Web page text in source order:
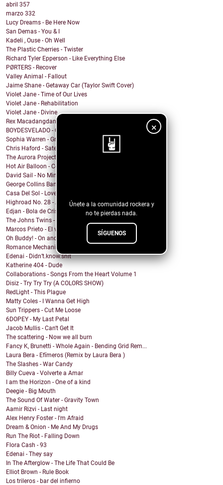
×
Únete a la comunidad rockera y
no te pierdas nada.
SÍGUENOS
abril 357
marzo 332
Lucy Dreams - Be Here Now
San Demas - You & I
Kadeli , Ouse - Oh Well
The Plastic Cherries - Twister
Richard Tyler Epperson - Like Everything Else
PØRTERS - Recover
Valley Animal - Fallout
Jaime Shane - Getaway Car (Taylor Swift Cover)
Violet Jane - Time of Our Lives
Violet Jane - Rehabilitation
Violet Jane - Divine
Rex Macadangdang - Melody
BOYDESVELADO - QEPD David Lynch
Sophia Warren - Grin
Chris Haford - Satellite Angel
The Aurora Project - Slave City
Hot Air Balloon - Come This Far
David Sail - No Mind Fire
George Collins Band - New Way
Casa Del Sol - Love In A Time Of War
Highroad No. 28 - And I Suffer
Edjan - Bola de Cristal
The Johns Twins - Love You Forever
Marcos Prieto - El viaje
Oh Buddy! - On and On
Romance Mechanics - Don't Feel Bad For You
Edenai - Didn’t.know.shit
Katherine 404 - Dude
Collaborations - Songs From the Heart Volume 1
Disiz - Try Try Try (A COLORS SHOW)
RedLight - This Plague
Matty Coles - I Wanna Get High
Sun Trippers - Cut Me Loose
6DOPEY - My Last Petal
Jacob Mullis - Can't Get It
The scattering - Now we all burn
Fancy K, Brunetti - Whole Again - Bending Grid Rem...
Laura Bera - Efímeros (Remix by Laura Bera )
The Slashes - War Candy
Billy Cueva - Volverte a Amar
I am the Horizon - One of a kind
Deegie - Big Mouth
The Sound Of Water - Gravity Town
Aamir Rizvi - Last night
Alex Henry Foster - I'm Afraid
Dream & Onion - Me And My Drugs
Run The Riot - Falling Down
Flora Cash - 93
Edenai - They say
In The Afterglow - The Life That Could Be
Elliot Brown - Rule Book
Los trileros - bar del infierno